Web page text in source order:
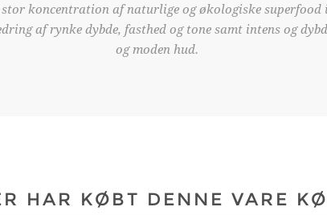
stor koncentration af naturlige og økologiske superfood
af rynke dybde, fasthed og tone samt intens og
og moden hud.
HAR KØBT DENNE VARE